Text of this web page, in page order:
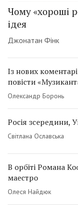
Чому «хороші
ідея
Джонатан Фінк
Із нових
повісти
Олександр Боронь
Росія зсередини,
Світлана Ославська
В орбіті Романа
маестро
Олеся Найдюк